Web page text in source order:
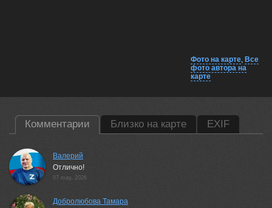
Фото на карте, Все
фото автора на
карте
Комментарии Близко на карте EXIF
Валерий
Отлично!
07 may, 2026
Добролюбова Тамара